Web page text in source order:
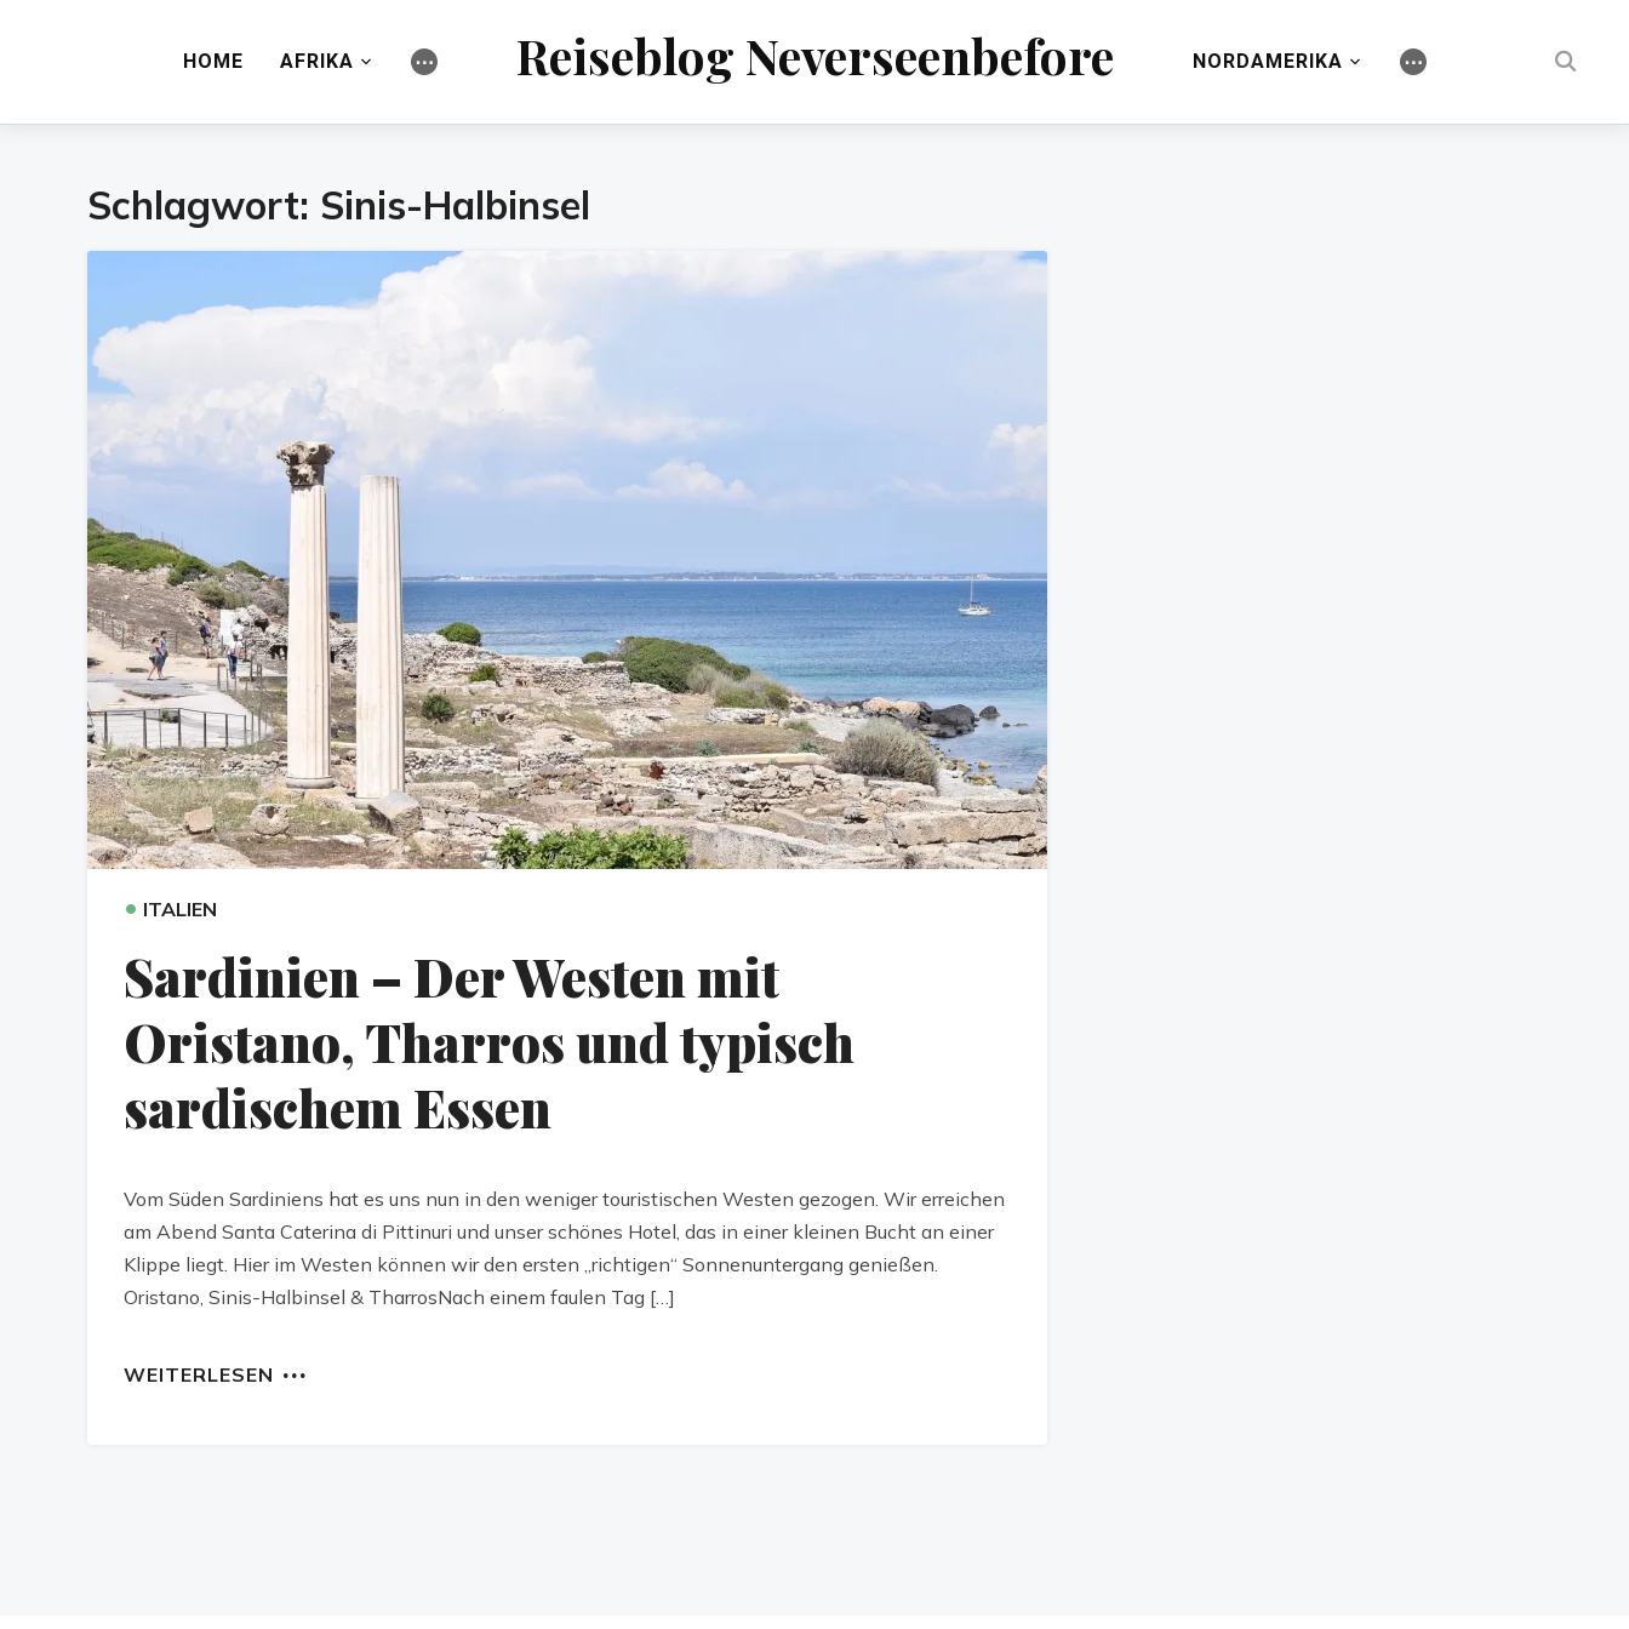
HOME AFRIKA ⋯ Reiseblog Neverseenbefore NORDAMERIKA ⋯
Schlagwort: Sinis-Halbinsel
• ITALIEN
Sardinien – Der Westen mit
Oristano, Tharros und typisch
sardischem Essen
Vom Süden Sardiniens hat es uns nun in den weniger touristischen Westen gezogen. Wir erreichen
am Abend Santa Caterina di Pittinuri und unser schönes Hotel, das in einer kleinen Bucht an einer
Klippe liegt. Hier im Westen können wir den ersten „richtigen“ Sonnenuntergang genießen.
Oristano, Sinis-Halbinsel & TharrosNach einem faulen Tag […]
WEITERLESEN